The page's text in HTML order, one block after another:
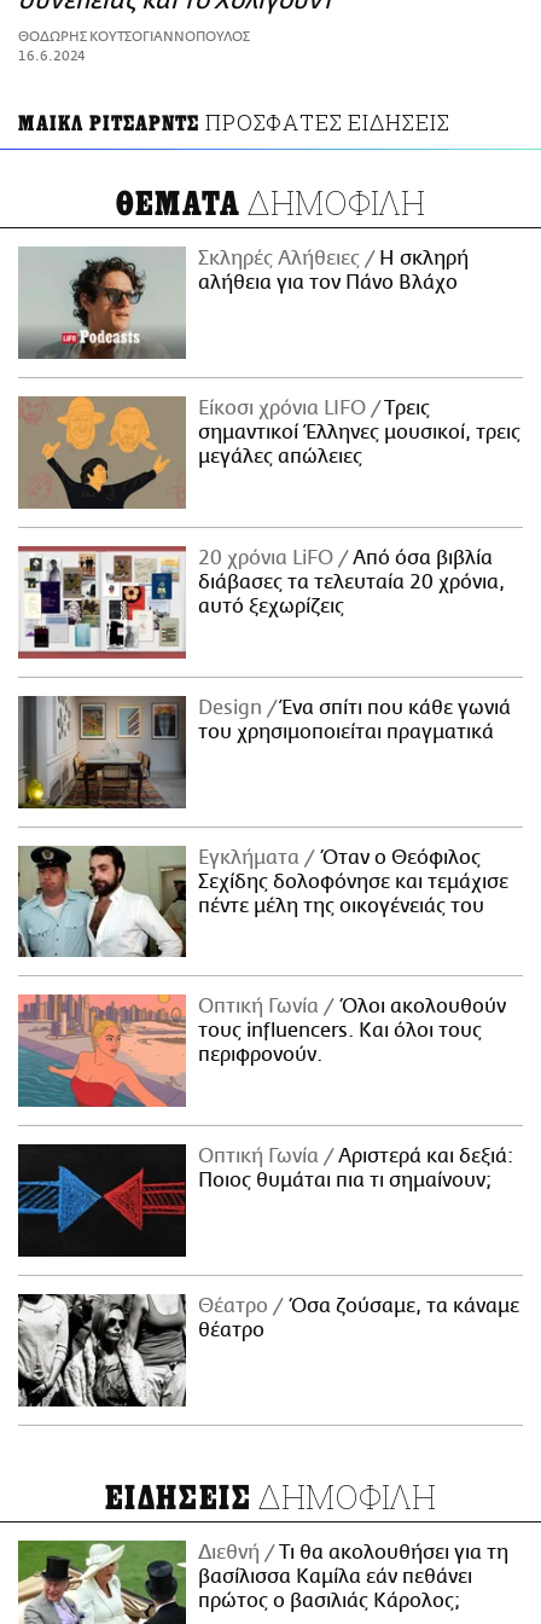
ΑΜΠΑ
PRINT
ΘΟΔΩΡΗΣ ΚΟΥΤΣΟΓΙΑΝΝΟΠΟΥΛΟΣ
16.6.2024
ΜΑΙΚΛ ΡΙΤΣΑΡΝΤΣ ΠΡΟΣΦΑΤΕΣ ΕΙΔΗΣΕΙΣ
ΘΕΜΑΤΑ ΔΗΜΟΦΙΛΗ
Σκληρές Αλήθειες
H σκληρή
αλήθεια για τον Πάνο Βλάχο
Είκοσι χρόνια LIFO
Tρεις
σημαντικοί Έλληνες μουσικοί, τρεις
μεγάλες απώλειες
20 χρόνια LiFO
Από όσα βιβλία
διάβασες τα τελευταία 20 χρόνια,
αυτό ξεχωρίζεις
Design
Ένα σπίτι που κάθε γωνιά
του χρησιμοποιείται πραγματικά
Εγκλήματα
Όταν ο Θεόφιλος
Σεχίδης δολοφόνησε και τεμάχισε
πέντε μέλη της οικογένειάς του
Οπτική Γωνία
Όλοι ακολουθούν
τους influencers. Και όλοι τους
περιφρονούν.
Οπτική Γωνία
Αριστερά και δεξιά:
Ποιος θυμάται πια τι σημαίνουν;
Θέατρο
Όσα ζούσαμε, τα κάναμε
θέατρο
ΕΙΔΗΣΕΙΣ ΔΗΜΟΦΙΛΗ
Διεθνή
Τι θα ακολουθήσει για τη
βασίλισσα Καμίλα εάν πεθάνει
πρώτος ο βασιλιάς Κάρολος;